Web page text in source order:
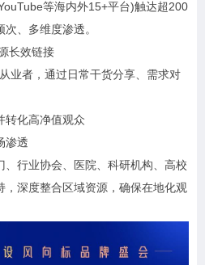
等海内外15+平台)触达超200
、多维度渗透。
长效链接
业者，通过日常干货分享、需求对
转化高净值观众
渗透
行业协会、医院、科研机构、高校
深度整合区域资源，确保在地化观